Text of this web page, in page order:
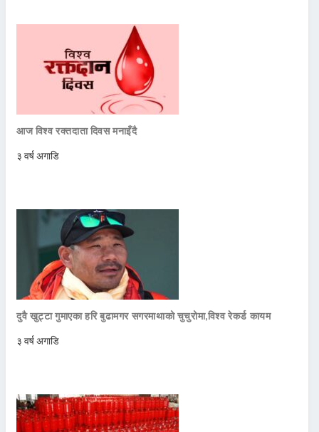
आज विश्व रक्तदाता दिवस मनाइँदै
३ वर्ष अगाडि
दुवै खुट्टा गुमाएका हरि बुढामगर सगरमाथाको चुचुरोमा,विश्व रेकर्ड कायम
३ वर्ष अगाडि